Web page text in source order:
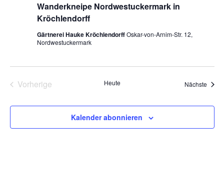
Wanderkneipe Nordwestuckermark in
Kröchlendorff
Gärtnerei Hauke KröchlendorffOskar-von-Arnim-Str. 12,
Nordwestuckermark
Vorherige
Heute Nächste
Kalender abonnieren